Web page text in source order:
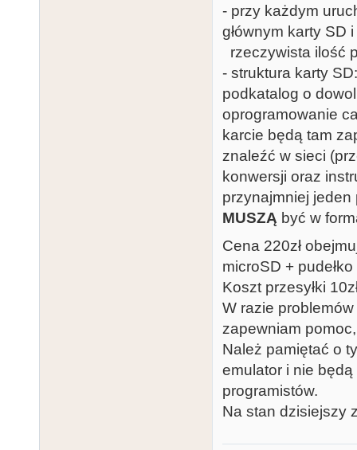
- przy każdym
głównym karty SD
rzeczywista ilość
- struktura karty
podkatalog o
oprogramowanie
karcie będą tam
znaleźć w sieci
konwersji oraz
przynajmniej jeden
MUSZĄ być w
Cena 220zł
microSD +
Koszt przesyłki
W razie
zapewniam
Należ pamiętać o
emulator i nie
programistów.
Na stan dzisiejszy